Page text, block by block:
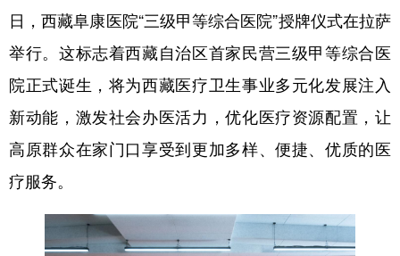
推广信息
日，西藏阜康医院“三级甲等综合医院”授牌仪式在拉萨
举行。这标志着西藏自治区首家民营三级甲等综合医
院正式诞生，将为西藏医疗卫生事业多元化发展注入
新动能，激发社会办医活力，优化医疗资源配置，让
高原群众在家门口享受到更加多样、便捷、优质的医
疗服务。